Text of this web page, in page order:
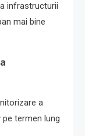
infrastructurii
mai bine
a
termen lung